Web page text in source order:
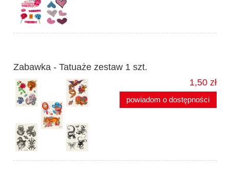
Zabawka - Tatuaże zestaw 1 szt.
1,50 zł
powiadom o dostępności